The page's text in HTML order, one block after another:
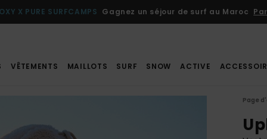
X PURE SURFCAMPS Gagnez un séjour de surf au Maroc
VÊTEMENTS MAILLOTS SURF SNOW ACTIVE
Page